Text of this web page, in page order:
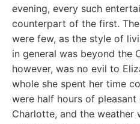
evening, every such
counterpart of the first.
were few, as the style of
in general was beyond the
however, was no evil to
whole she spent her time
were half hours of
Charlotte, and the weather